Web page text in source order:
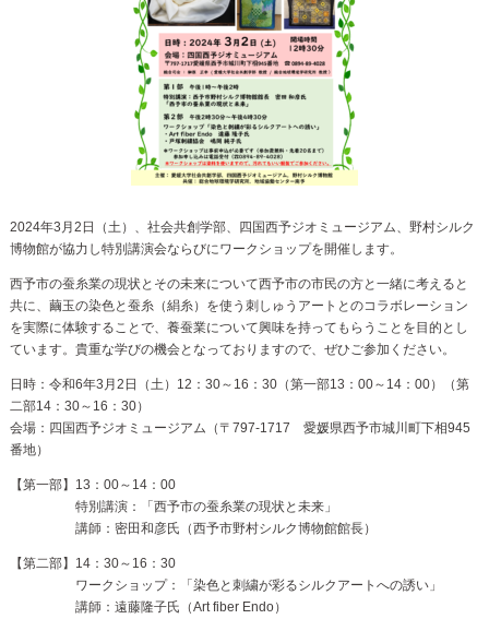
2024年3月2日（土）、社会共創学部、四国西予ジオミュージアム、野村シルク
博物館が協力し特別講演会ならびにワークショップを開催します。
西予市の蚕糸業の現状とその未来について西予市の市民の方と一緒に考えると
共に、繭玉の染色と蚕糸（絹糸）を使う刺しゅうアートとのコラボレーション
を実際に体験することで、養蚕業について興味を持ってもらうことを目的とし
ています。貴重な学びの機会となっておりますので、ぜひご参加ください。
日時：令和6年3月2日（土）12：30～16：30（第一部13：00～14：00）（第
二部14：30～16：30）
会場：四国西予ジオミュージアム（〒797-1717 愛媛県西予市城川町下相945
番地）
【第一部】13：00～14：00
特別講演：「西予市の蚕糸業の現状と未来」
講師：密田和彦氏（西予市野村シルク博物館館長）
【第二部】14：30～16：30
ワークショップ：「染色と刺繍が彩るシルクアートへの誘い」
講師：遠藤隆子氏（Art fiber Endo）